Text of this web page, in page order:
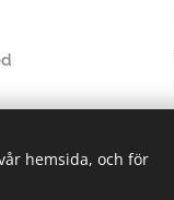
hemsida, och för